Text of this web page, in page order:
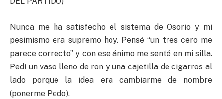
Nunca me ha satisfecho el sistema de Osorio y mi
pesimismo era supremo hoy. Pensé “un tres cero me
parece correcto” y con ese ánimo me senté en mi silla.
Pedí un vaso lleno de ron y una cajetilla de cigarros al
lado porque la idea era cambiarme de nombre
(ponerme Pedo).